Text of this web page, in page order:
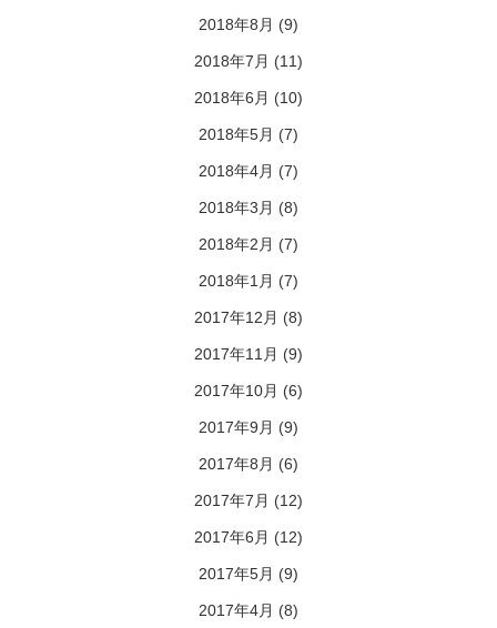
2018年8月 (9)
2018年7月 (11)
2018年6月 (10)
2018年5月 (7)
2018年4月 (7)
2018年3月 (8)
2018年2月 (7)
2018年1月 (7)
2017年12月 (8)
2017年11月 (9)
2017年10月 (6)
2017年9月 (9)
2017年8月 (6)
2017年7月 (12)
2017年6月 (12)
2017年5月 (9)
2017年4月 (8)